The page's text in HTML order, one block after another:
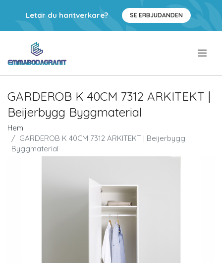
Letar du hantverkare? SE ERBJUDANDEN
GARDEROB K 40CM 7312 ARKITEKT |
Beijerbygg Byggmaterial
Hem
GARDEROB K 40CM 7312 ARKITEKT | Beijerbygg
Byggmaterial